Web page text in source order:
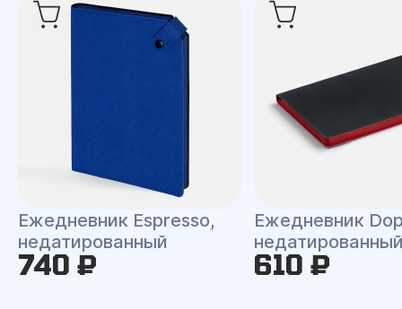
Ежедневник Espresso,
недатированный
740 ₽
Ежедневник
610 ₽